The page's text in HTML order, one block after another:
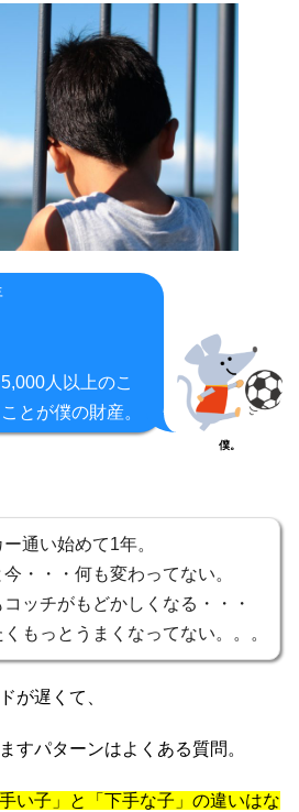
人以上のこ
とが僕の財産。
僕。
通い始めて1年。
・・・何も変わってない。
コッチがもどかしくなる・・・
くもっとうまくなってない。。。
が遅くて、
すパターンはよくある質問。
い子」と「下手な子」の違いはな